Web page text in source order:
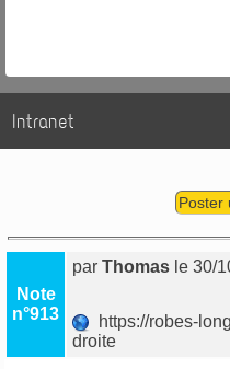
Intranet
Poster
Note
n°913
parThomas le 30/
https://robes-
droite